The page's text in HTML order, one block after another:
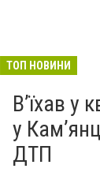
ТОП НОВИНИ
Вʼїхав у
у
ДТП